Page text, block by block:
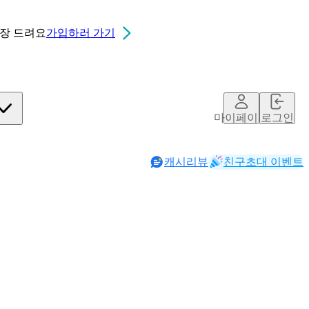
드려요가입하러 가기
마이페이지로그인
캐시리뷰 친구초대 이벤트